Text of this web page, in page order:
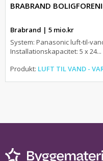
BRABRAND
Brabrand | 5 mio.kr
System: Panasonic luft-til-
Installationskapacitet: 5 x 24...
Produkt: LUFT TIL VAND -